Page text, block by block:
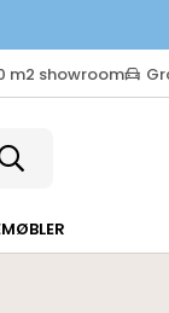
m2 showroom